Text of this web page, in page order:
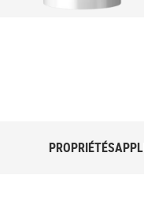
PROPRIÉTÉS